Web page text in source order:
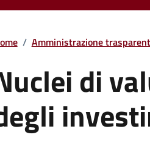
/ Amministrazione
di